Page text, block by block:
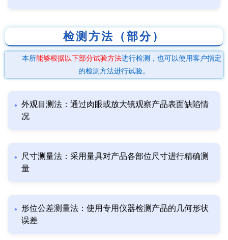
检测方法（部分）
本所能够根据以下部分试验方法进行检测，也可以使用客户指定
的检测方法进行试验。
外观目测法：通过肉眼或放大镜观察产品表面缺陷情
况
尺寸测量法：采用量具对产品各部位尺寸进行精确测
量
形位公差测量法：使用专用仪器检测产品的几何形状
误差